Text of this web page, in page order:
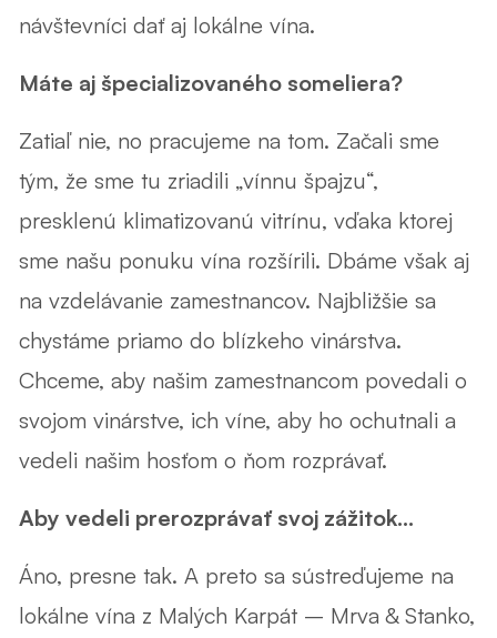
návštevníci dať aj lokálne vína.
Máte aj špecializovaného someliera?
Zatiaľ nie, no pracujeme na tom. Začali sme
tým, že sme tu zriadili „vínnu špajzu“,
presklenú klimatizovanú vitrínu, vďaka ktorej
sme našu ponuku vína rozšírili. Dbáme však aj
na vzdelávanie zamestnancov. Najbližšie sa
chystáme priamo do blízkeho vinárstva.
Chceme, aby našim zamestnancom povedali o
svojom vinárstve, ich víne, aby ho ochutnali a
vedeli našim hosťom o ňom rozprávať.
Aby vedeli prerozprávať svoj zážitok...
Áno, presne tak. A preto sa sústreďujeme na
lokálne vína z Malých Karpát – Mrva & Stanko,